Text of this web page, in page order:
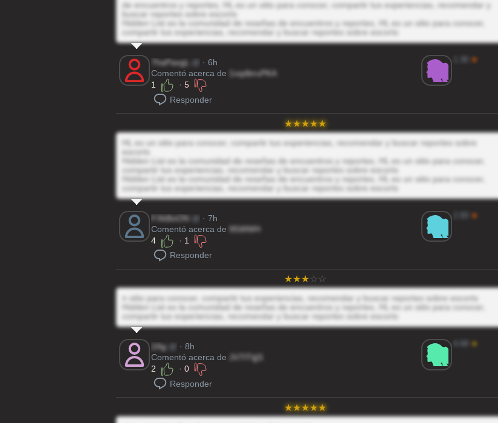
de encuentros y reportes, HL es un sitio para conocer, compartir tus experiencias, recomendar y
buscar reportes sobre escorts
Hidden List es la comunidad de reseñas de encuentros y reportes, HL es un sitio para conocer,
compartir tus experiencias, recomendar y buscar reportes sobre escorts
7haPaxgL
· 6h
Comentó acerca de
1xqdbruPKA
1
· 5
Responder
★
HL es un sitio para conocer, compartir tus experiencias, recomendar y buscar reportes sobre
escorts
Hidden List es la comunidad de reseñas de encuentros y reportes, HL es un sitio para conocer,
compartir tus experiencias, recomendar y buscar reportes sobre escorts
Hidden List es la comunidad de reseñas de encuentros y reportes, HL es un sitio para conocer,
compartir tus experiencias, recomendar y buscar reportes sobre escorts
FXkBoON
· 7h
Comentó acerca de
95WWH
4
· 1
Responder
★
n sitio para conocer, compartir tus experiencias, recomendar y buscar reportes sobre escorts
Hidden List es la comunidad de reseñas de encuentros y reportes, HL es un sitio para conocer,
compartir tus experiencias, recomendar y buscar reportes sobre escorts
2Ag
· 8h
Comentó acerca de
JV7ITtjjS
2
· 0
Responder
★